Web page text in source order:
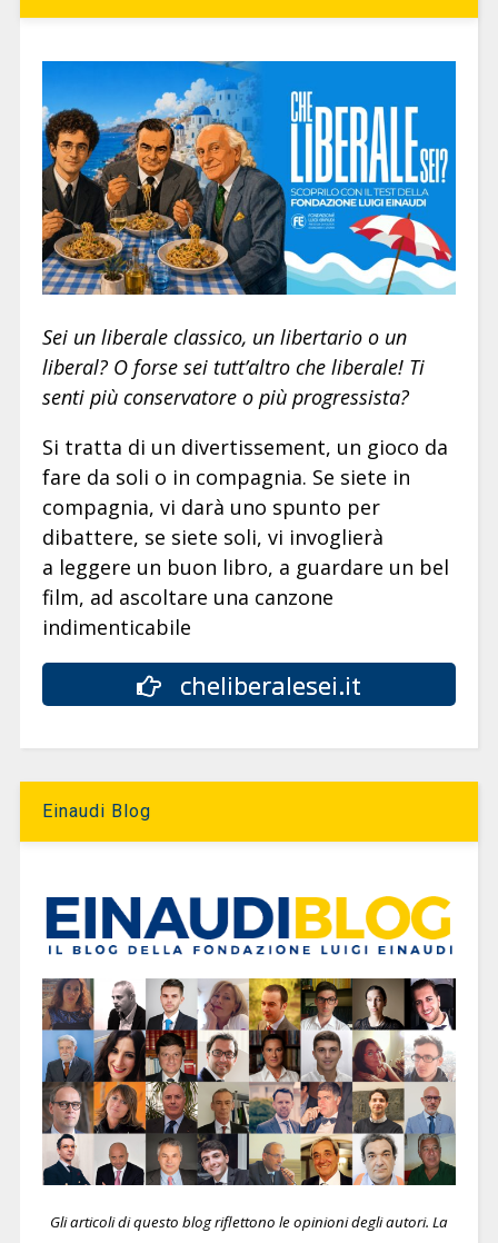
Sei un liberale classico, un libertario o un
liberal? O forse sei tutt’altro che liberale! Ti
senti più conservatore o più progressista?
Si tratta di un divertissement, un gioco da
fare da soli o in compagnia. Se siete in
compagnia, vi darà uno spunto per
dibattere, se siete soli, vi invoglierà
a leggere un buon libro, a guardare un bel
film, ad ascoltare una canzone
indimenticabile
cheliberalesei.it
Einaudi Blog
Gli articoli di questo blog riflettono le opinioni degli autori. La